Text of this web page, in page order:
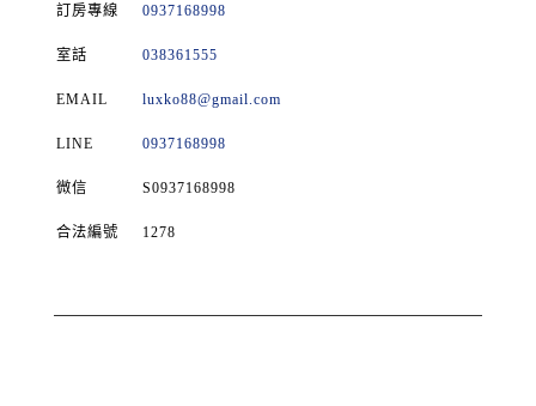
訂房專線 0937168998
室話 038361555
EMAIL luxko88@gmail.com
LINE 0937168998
微信 S0937168998
合法編號 1278